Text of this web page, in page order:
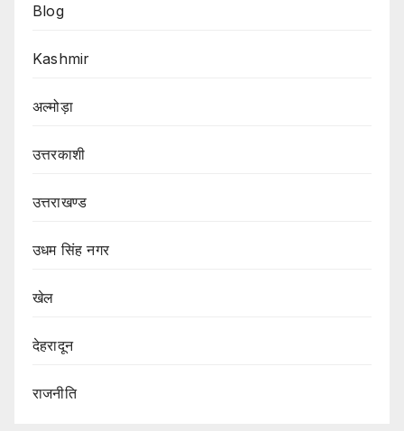
Blog
Kashmir
अल्मोड़ा
उत्तरकाशी
उत्तराखण्ड
उधम सिंह नगर
खेल
देहरादून
राजनीति